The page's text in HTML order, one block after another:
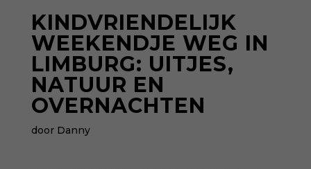
KINDVRIENDELIJK
WEEKENDJE WEG IN
LIMBURG: UITJES,
NATUUR EN
OVERNACHTEN
door Danny